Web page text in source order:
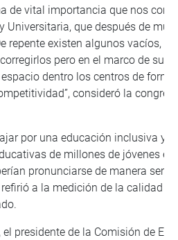
de vital importancia que nos
Universitaria, que después de
repente existen algunos vacíos,
pero en el marco de su
dentro los centros de
consideró la
por una educación inclusiva y
de millones de jóvenes
pronunciarse de manera seria
a la medición de la calidad
presidente de la Comisión de